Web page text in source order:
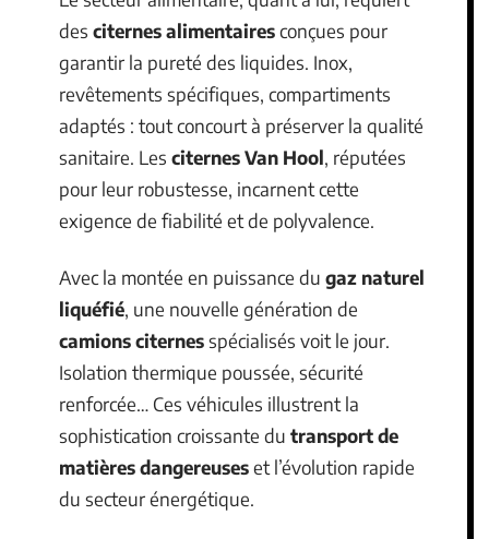
des citernes alimentairesconçues pour
garantir la pureté des liquides. Inox,
revêtements spécifiques, compartiments
adaptés : tout concourt à préserver la qualité
sanitaire. Les citernes Van Hool, réputées
pour leur robustesse, incarnent cette
exigence de fiabilité et de polyvalence.
Avec la montée en puissance du gaz naturel
liquéfié, une nouvelle génération de
camions citernesspécialisés voit le jour.
Isolation thermique poussée, sécurité
renforcée… Ces véhicules illustrent la
sophistication croissante du transport de
matières dangereuseset l’évolution rapide
du secteur énergétique.